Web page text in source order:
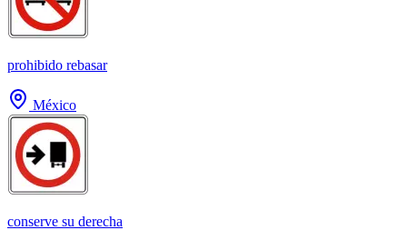
prohibido rebasar
México
conserve su derecha